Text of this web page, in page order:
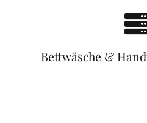
Bettwäsche &